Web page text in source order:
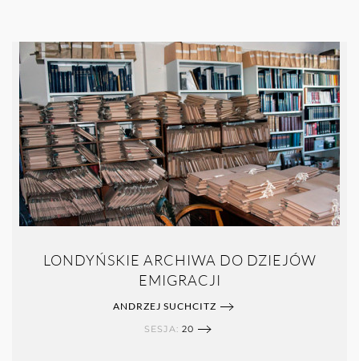
LONDYŃSKIE ARCHIWA DO DZIEJÓW
EMIGRACJI
ANDRZEJ SUCHCITZ
SESJA: 20